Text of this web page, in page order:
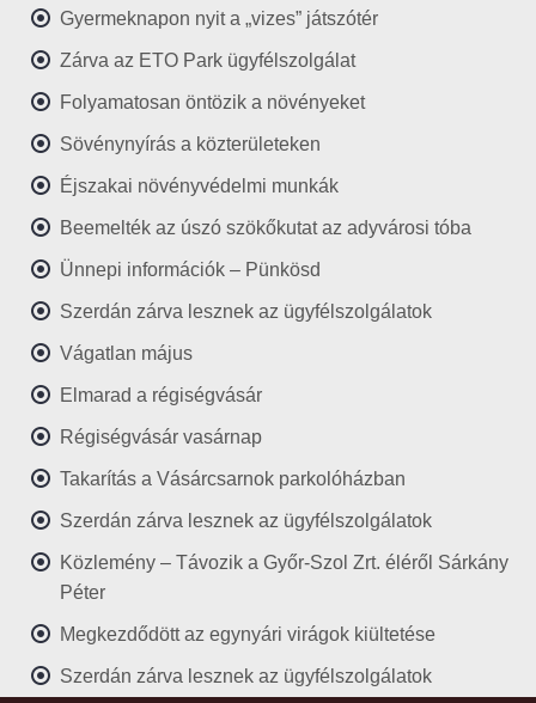
Gyermeknapon nyit a „vizes” játszótér
Zárva az ETO Park ügyfélszolgálat
Folyamatosan öntözik a növényeket
Sövénynyírás a közterületeken
Éjszakai növényvédelmi munkák
Beemelték az úszó szökőkutat az adyvárosi tóba
Ünnepi információk – Pünkösd
Szerdán zárva lesznek az ügyfélszolgálatok
Vágatlan május
Elmarad a régiségvásár
Régiségvásár vasárnap
Takarítás a Vásárcsarnok parkolóházban
Szerdán zárva lesznek az ügyfélszolgálatok
Közlemény – Távozik a Győr-Szol Zrt. éléről Sárkány
Péter
Megkezdődött az egynyári virágok kiültetése
Szerdán zárva lesznek az ügyfélszolgálatok